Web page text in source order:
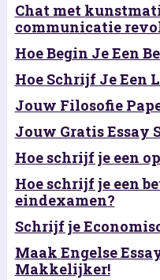
Chat met
communicatie
Hoe Begin Je Een
Hoe Schrijf Je Een
Jouw Filosofie
Jouw Gratis Essay
Hoe schrijf je een
Hoe schrijf je een
eindexamen?
Schrijf je
Maak Engelse
Makkelijker!